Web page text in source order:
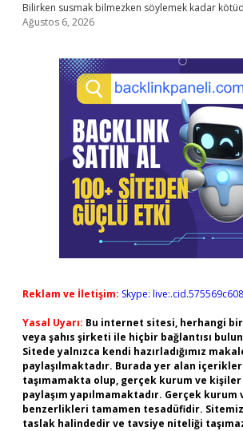
Bilirken susmak bilmezken söylemek kadar
Ağustos 6, 2026
Reklam ve İletişim: Skype:
Yasal Uyarı: Bu internet sitesi, herhangi
veya şahıs şirketi ile hiçbir bağlantısı
Sitede yalnızca kendi hazırladığımız
paylaşılmaktadır. Burada yer alan
taşımamakta olup, gerçek kurum ve kişiler
paylaşım yapılmamaktadır. Gerçek
benzerlikleri tamamen tesadüfidir.
taslak halindedir ve tavsiye niteliği